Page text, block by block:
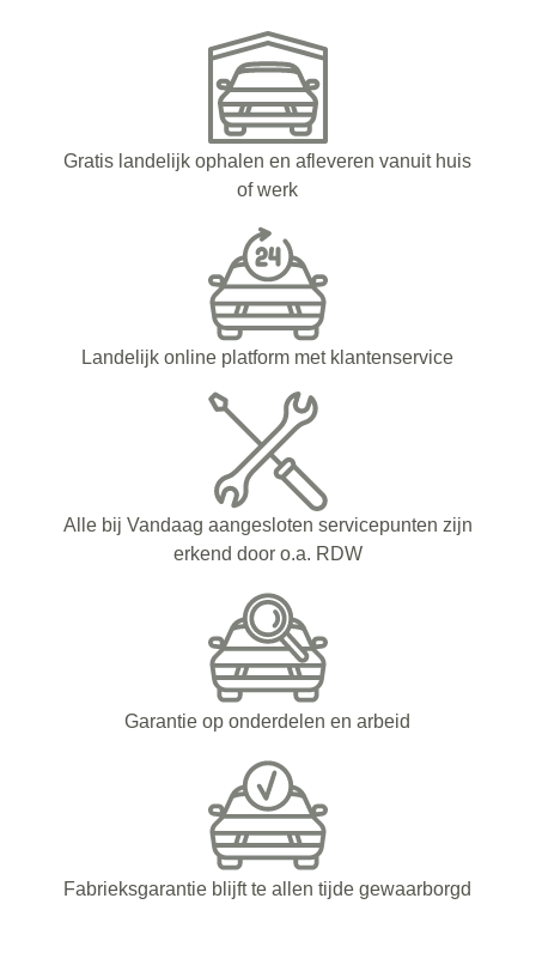
Gratis landelijk ophalen en afleveren vanuit huis
of werk
Landelijk online platform met klantenservice
Alle bij Vandaag aangesloten servicepunten zijn
erkend door o.a. RDW
Garantie op onderdelen en arbeid
Fabrieksgarantie blijft te allen tijde gewaarborgd